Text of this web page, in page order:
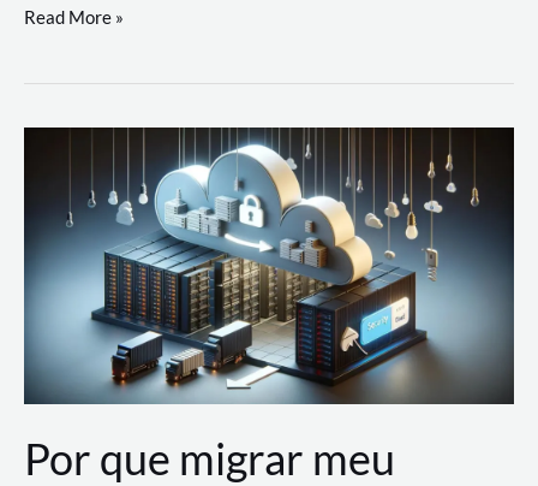
Utilizando
Soluções
AWS
Read More »
Por que migrar meu